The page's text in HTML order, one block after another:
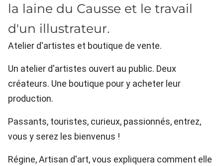
la laine du Causse et le travail
d'un illustrateur.
Atelier d'artistes et boutique de vente.
Un atelier d'artistes ouvert au public. Deux
créateurs. Une boutique pour y acheter leur
production.
Passants, touristes, curieux, passionnés, entrez,
vous y serez les bienvenus !
Régine, Artisan d'art, vous expliquera comment elle